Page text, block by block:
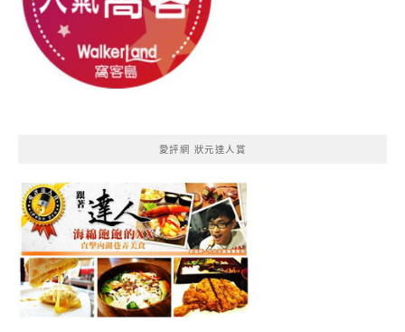
愛評網 狀元達人賞